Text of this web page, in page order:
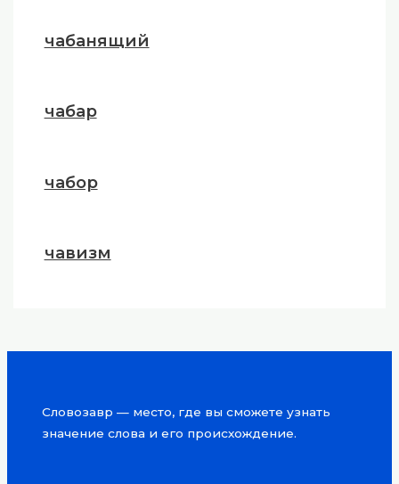
чабанящий
чабар
чабор
чавизм
Словозавр — место, где вы сможете узнать
значение слова и его происхождение.